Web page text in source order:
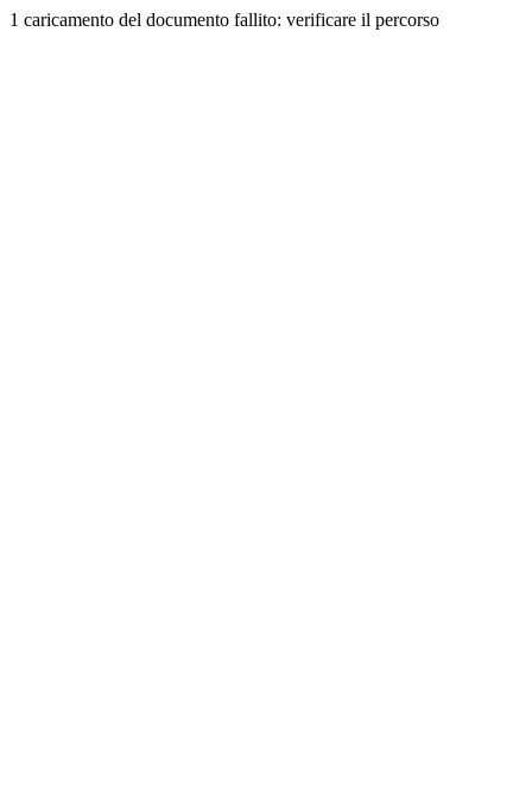
1 caricamento del documento fallito: verificare il percorso